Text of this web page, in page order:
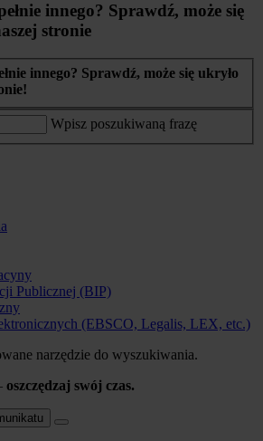
innego? Sprawdź, może się
stronie
innego? Sprawdź, może się ukryło
Wpisz poszukiwaną frazę
Publicznej (BIP)
(EBSCO, Legalis, LEX, etc.)
narzędzie do wyszukiwania.
oszczędzaj swój czas.